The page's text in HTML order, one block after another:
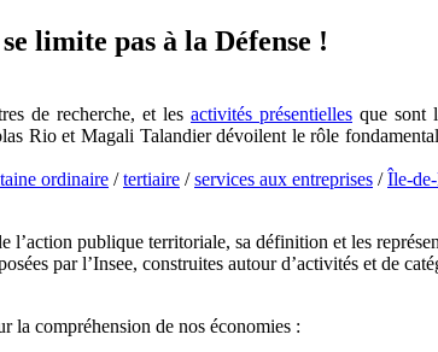
limite pas à la Défense !
de recherche, et les activités présentielles que sont
Rio et Magali Talandier dévoilent le rôle
ordinaire /tertiaire /services aux entreprises /Île-
publique territoriale, sa définition et les
par l’Insee, construites autour d’activités et de
la compréhension de nos économies :